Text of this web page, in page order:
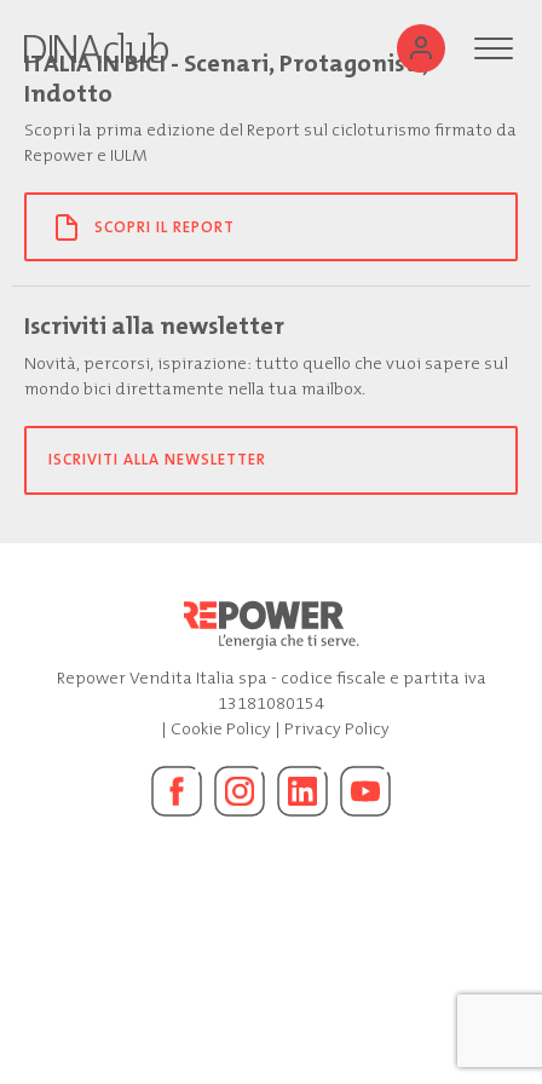
ITALIA IN BICI - Scenari, Protagonisti,
Indotto
Scopri la prima edizione del Report sul cicloturismo firmato da
Repower e IULM
SCOPRI IL REPORT
Iscriviti alla newsletter
Novità, percorsi, ispirazione: tutto quello che vuoi sapere sul
mondo bici direttamente nella tua mailbox.
ISCRIVITI ALLA NEWSLETTER
Repower Vendita Italia spa - codice fiscale e partita iva
13181080154
| Cookie Policy| Privacy Policy